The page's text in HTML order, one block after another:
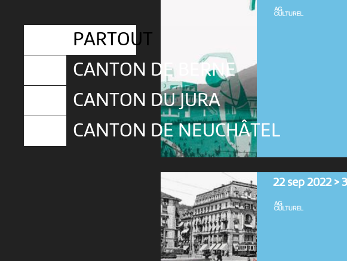
PARTOUT
CANTON DE BERNE
CANTON DU JURA
CANTON DE NEUCHÂTEL
22 sep 2022 >